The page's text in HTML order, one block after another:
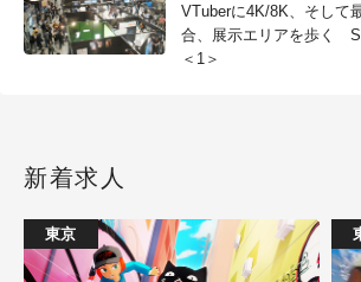
VTuberに4K/8K、そして
合、展示エリアを歩く
＜1＞
新着求人
東京